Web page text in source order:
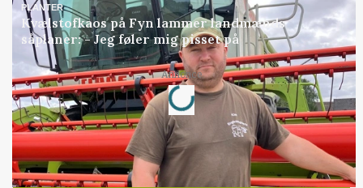
PLANTER
Kvælstofkaos på Fyn lammer landmænds
såplaner: - Jeg føler mig pisset på
Annonce
Loading...
Jobs